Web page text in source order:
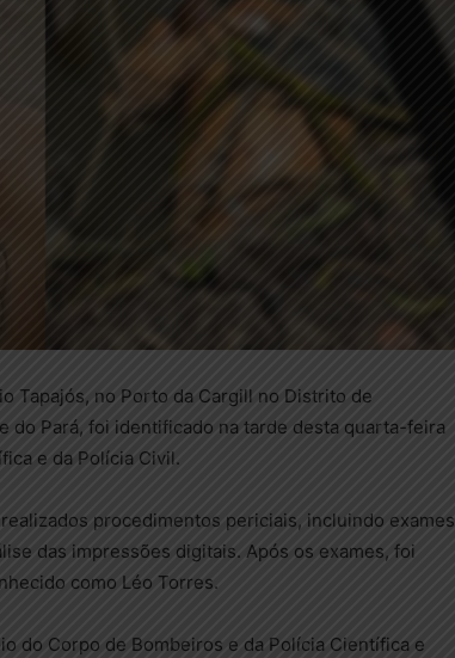
Tapajós, no Porto da Cargill no Distrito de
do Pará, foi identificado na tarde desta quarta-feira
e da Polícia Civil.
procedimentos periciais, incluindo exames
das impressões digitais. Após os exames, foi
como Léo Torres.
do Corpo de Bombeiros e da Polícia Científica e